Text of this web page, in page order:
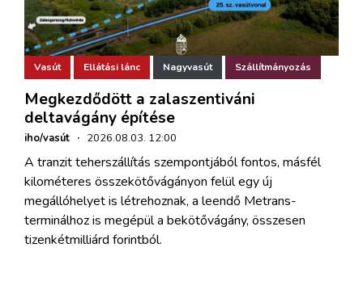
Vasút Ellátási lánc Nagyvasút Szállítmányozás
Megkezdődött a zalaszentiváni
deltavágány építése
iho/vasút · 2026.08.03. 12:00
A tranzit teherszállítás szempontjából fontos, másfél
kilométeres összekötővágányon felül egy új
megállóhelyet is létrehoznak, a leendő Metrans-
terminálhoz is megépül a bekötővágány, összesen
tizenkétmilliárd forintból.